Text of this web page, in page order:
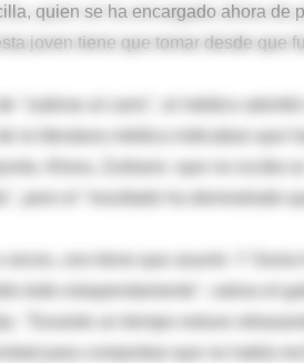
quien se ha encargado ahora
joven tiene que tomar desde que
Ahora, Zurbano -que no oculta
pero el "resultado ha demostrado
veces, uno tiene que asumir. Y
todo estupendamente", valora el
"Durante un tiempo estuve
para comprobar que no había